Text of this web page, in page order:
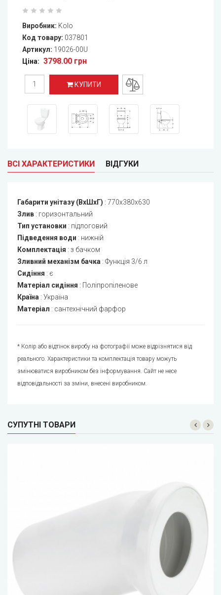
Виробник: Kolo
Код товару: 037801
Артикул: 19026-00U
Ціна: 3798.00 грн
КУПИТИ
ВСІ ХАРАКТЕРИСТИКИ ВІДГУКИ
Габарити унітазу (ВхШхГ) : 770x380x630
Злив : горизонтальний
Тип установки : підлоговий
Підведення води : нижній
Комплектація : з бачком
Зливний механізм бачка : Функція 3/6 л
Сидіння : є
Матеріал сидіння : Поліпропіленове
Країна : Україна
Матеріал : сантехнічний фарфор
* Колір або відтінок виробу на фотографії може відрізнятися від
реального. Характеристики та комплектація товару можуть
змінюватися виробником без інформування. Сайт не несе
відповідальності за зміни, внесені виробником.
СУПУТНІ ТОВАРИ